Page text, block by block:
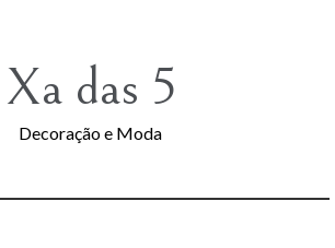
Xa das 5
Decoração e Moda